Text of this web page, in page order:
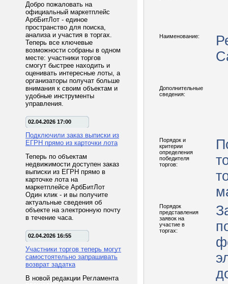
Добро пожаловать на
официальный маркетплейс
АрбБитЛот - единое
пространство для поиска,
анализа и участия в торгах.
Теперь все ключевые
возможности собраны в одном
месте: участники торгов
смогут быстрее находить и
оценивать интересные лоты, а
организаторы получат больше
внимания к своим объектам и
удобные инструменты
управления.
02.04.2026 17:00
Подключили заказ выписки из
ЕГРН прямо из карточки лота
Теперь по объектам
недвижимости доступен заказ
выписки из ЕГРН прямо в
карточке лота на
маркетплейсе АрбБитЛот
Один клик - и вы получите
актуальные сведения об
объекте на электронную почту
в течение часа.
02.04.2026 16:55
Участники торгов теперь могут
самостоятельно запрашивать
возврат задатка
В новой редакции Регламента
Наименование:
Дополнительные
сведения:
Порядок и
критерии
определения
победителя
торгов:
Порядок
представления
заявок на
участие в
торгах: